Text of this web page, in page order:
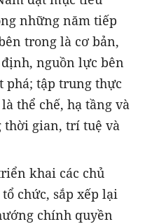
những năm tiếp
trong là cơ bản,
nguồn lực bên
phá; tập trung thực
thể chế, hạ tầng và
gian, trí tuệ và
khai các chủ
chức, sắp xếp lại
chính quyền